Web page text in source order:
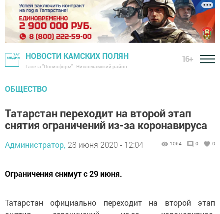
НОВОСТИ КАМСКИХ ПОЛЯН
Газета "Посинформ" - Нижнекамский район
16+
ОБЩЕСТВО
Татарстан переходит на второй этап
снятия ограничений из-за коронавируса
Администратор, 28 июня 2020 - 12:04 1064 0 0
Ограничения снимут с 29 июня.
Татарстан официально переходит на второй этап